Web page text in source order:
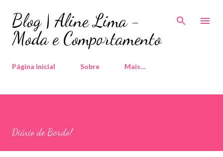
Pular para o conteúdo principal
Blog | Aline Lima -
Moda e Comportamento
Página inicial Sobre Mais…
Diário de Bordo!